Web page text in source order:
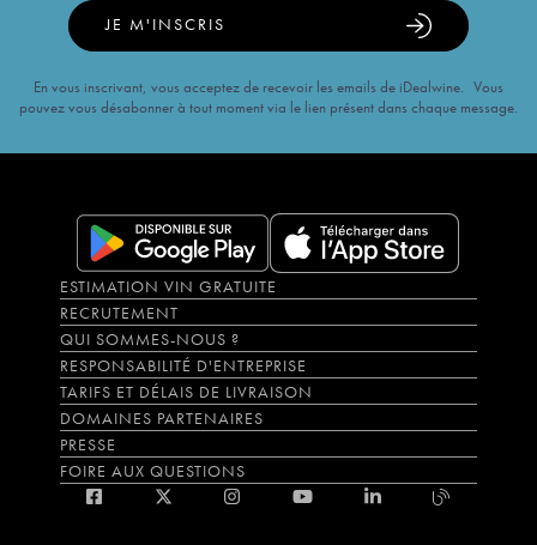
JE M'INSCRIS
En vous inscrivant, vous acceptez de recevoir les emails de iDealwine. Vous
pouvez vous désabonner à tout moment via le lien présent dans chaque message.
ESTIMATION VIN GRATUITE
RECRUTEMENT
QUI SOMMES-NOUS ?
RESPONSABILITÉ D'ENTREPRISE
TARIFS ET DÉLAIS DE LIVRAISON
DOMAINES PARTENAIRES
PRESSE
FOIRE AUX QUESTIONS